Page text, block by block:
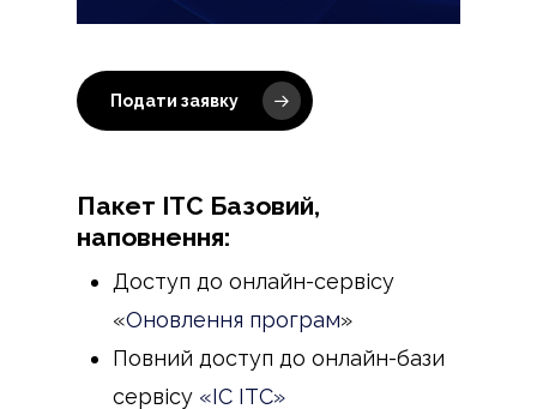
Подати заявку
Пакет ІТС Базовий,
наповнення:
Доступ до онлайн-сервісу
«Оновлення програм»
Повний доступ до онлайн-бази
сервісу «ІС ІТС»